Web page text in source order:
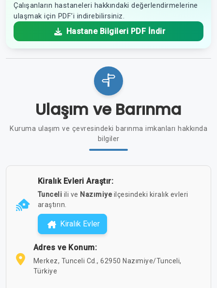
Çalışanların hastaneleri hakkındaki değerlendirmelerine
ulaşmak için PDF’i indirebilirsiniz.
Hastane Bilgileri PDF İndir
Ulaşım ve Barınma
Kuruma ulaşım ve çevresindeki barınma imkanları hakkında
bilgiler
Kiralık Evleri Araştır:
Tunceli ili ve Nazımiyeilçesindeki kiralık evleri
araştırın.
Kiralık Evler
Adres ve Konum:
Merkez, Tunceli Cd., 62950 Nazımiye/Tunceli,
Türkiye